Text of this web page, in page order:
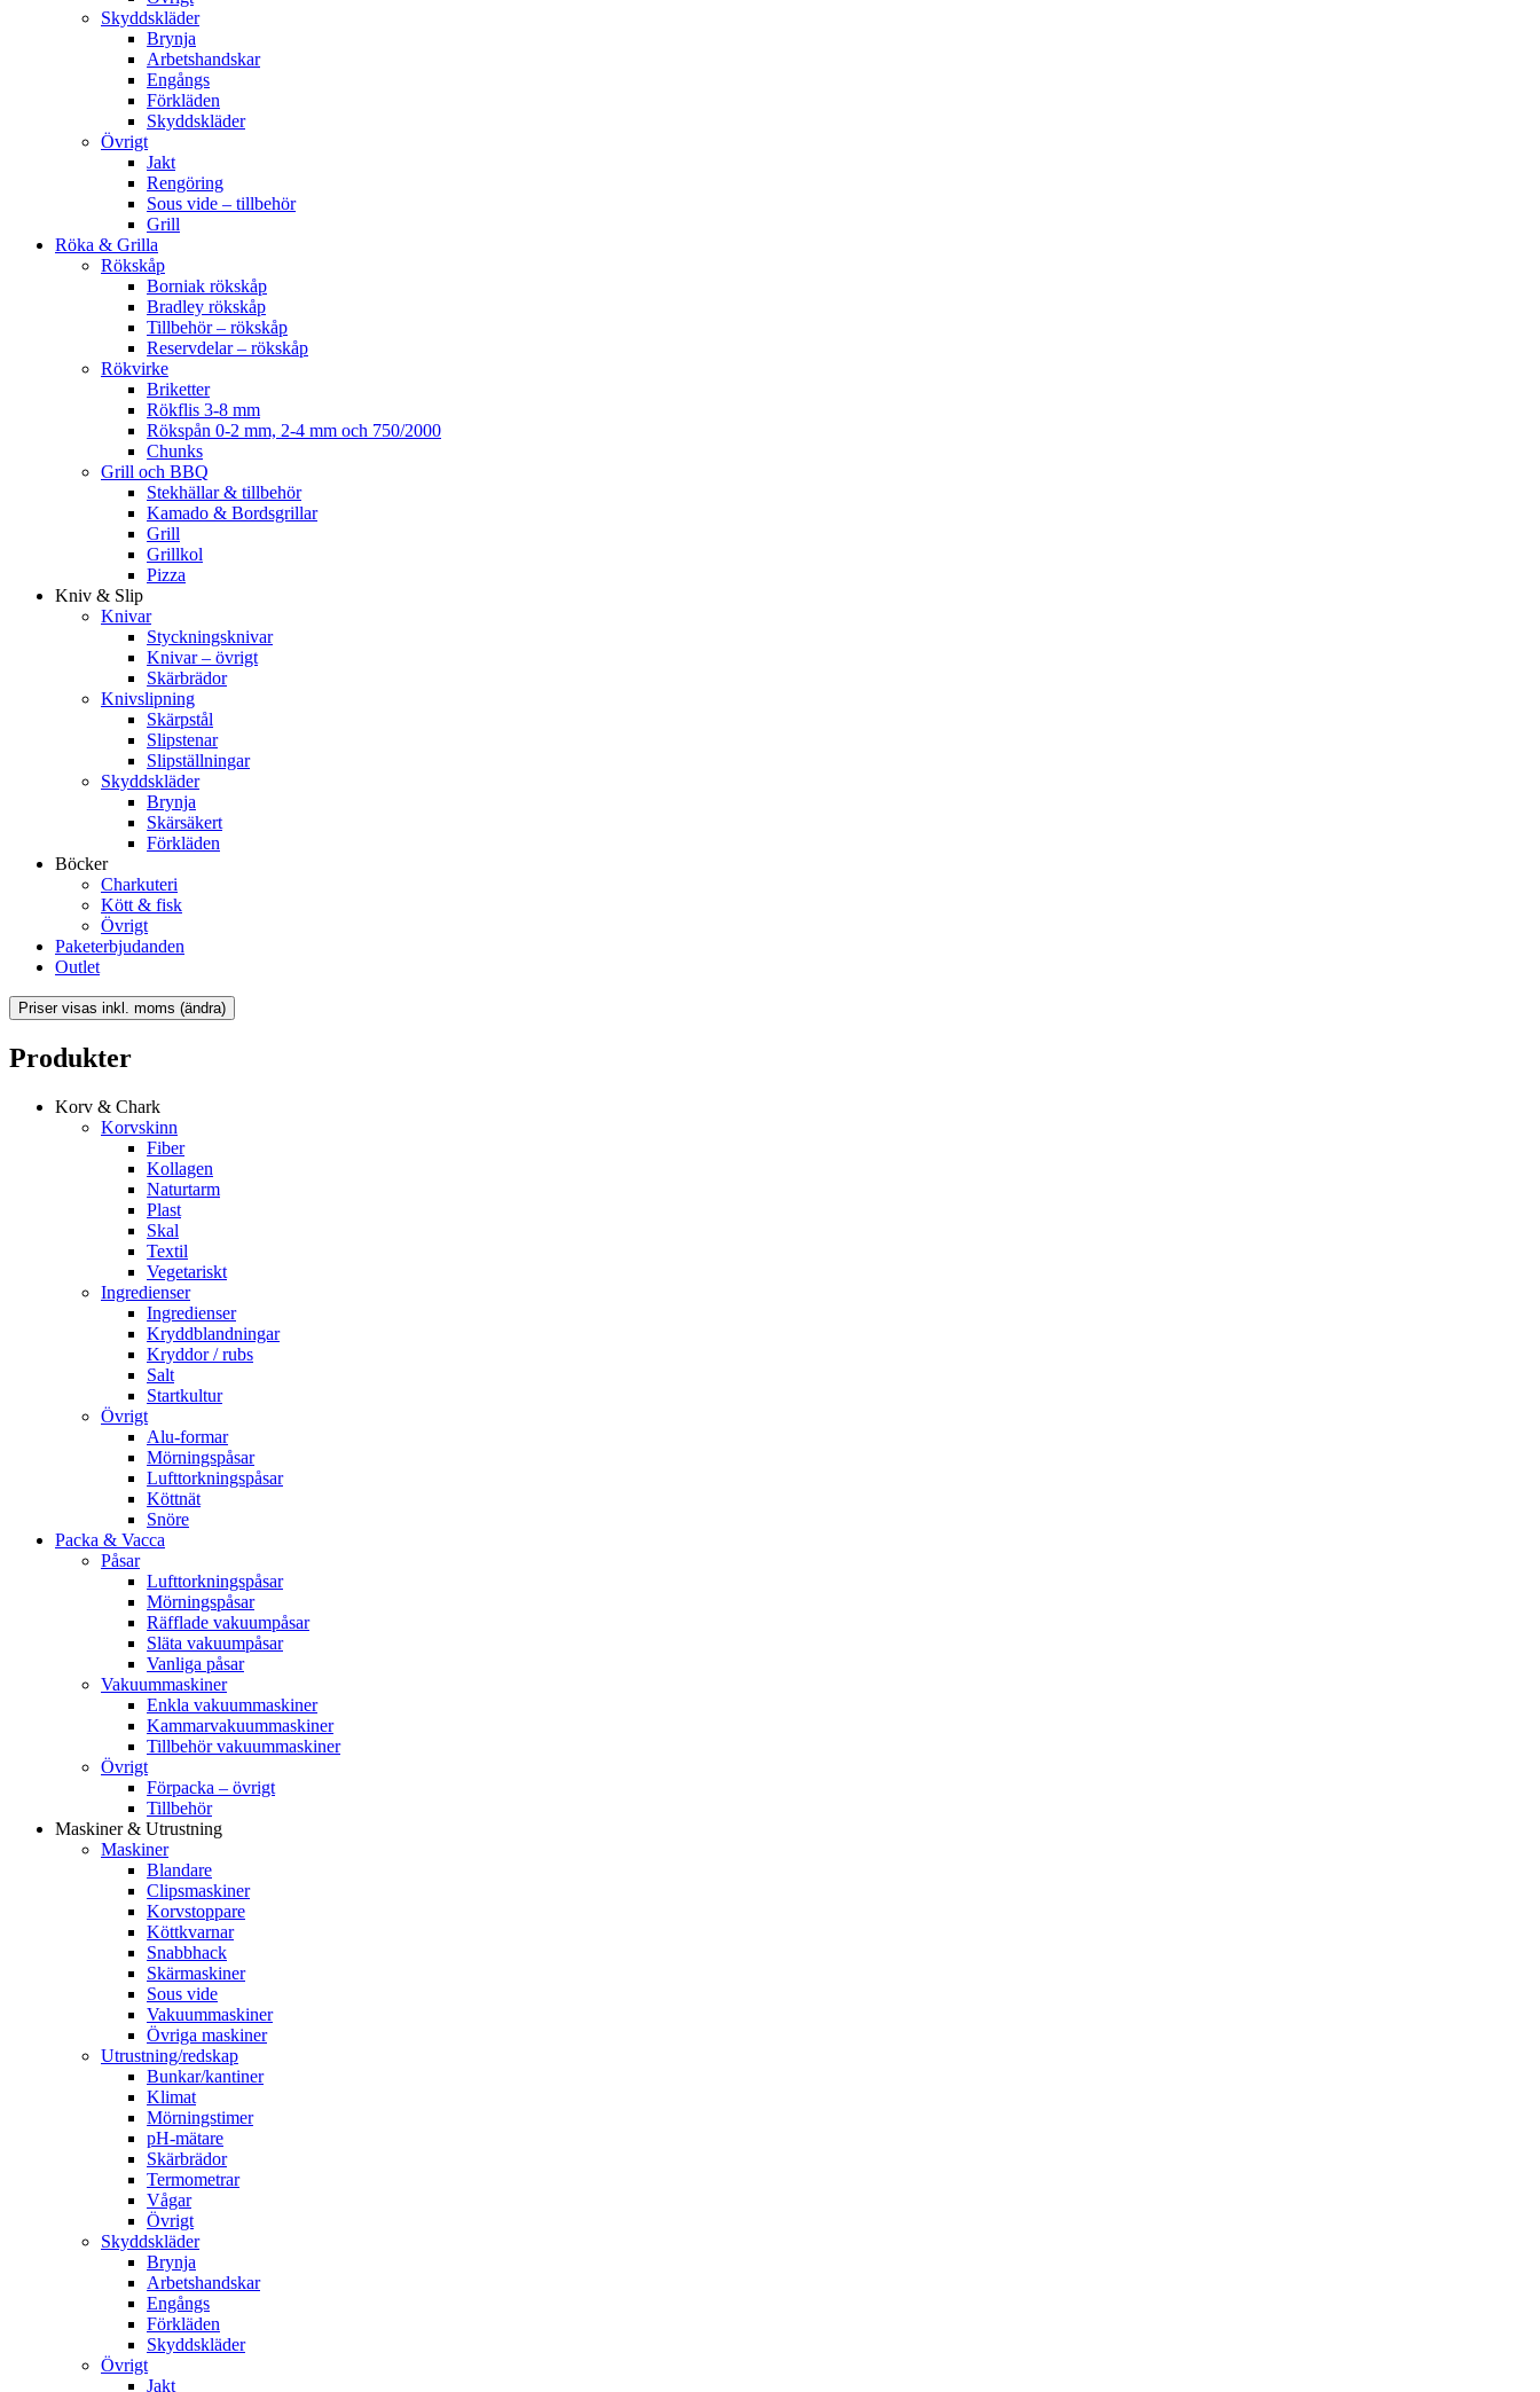
Skyddskläder
Brynja
Arbetshandskar
Engångs
Förkläden
Skyddskläder
Övrigt
Jakt
Rengöring
Sous vide – tillbehör
Grill
Röka & Grilla
Rökskåp
Borniak rökskåp
Bradley rökskåp
Tillbehör – rökskåp
Reservdelar – rökskåp
Rökvirke
Briketter
Rökflis 3-8 mm
Rökspån 0-2 mm, 2-4 mm och 750/2000
Chunks
Grill och BBQ
Stekhällar & tillbehör
Kamado & Bordsgrillar
Grill
Grillkol
Pizza
Kniv & Slip
Knivar
Styckningsknivar
Knivar – övrigt
Skärbrädor
Knivslipning
Skärpstål
Slipstenar
Slipställningar
Skyddskläder
Brynja
Skärsäkert
Förkläden
Böcker
Charkuteri
Kött & fisk
Övrigt
Paketerbjudanden
Outlet
Produkter
Korv & Chark
Korvskinn
Fiber
Kollagen
Naturtarm
Plast
Skal
Textil
Vegetariskt
Ingredienser
Ingredienser
Kryddblandningar
Kryddor / rubs
Salt
Startkultur
Övrigt
Alu-formar
Mörningspåsar
Lufttorkningspåsar
Köttnät
Snöre
Packa & Vacca
Påsar
Lufttorkningspåsar
Mörningspåsar
Räfflade vakuumpåsar
Släta vakuumpåsar
Vanliga påsar
Vakuummaskiner
Enkla vakuummaskiner
Kammarvakuummaskiner
Tillbehör vakuummaskiner
Övrigt
Förpacka – övrigt
Tillbehör
Maskiner & Utrustning
Maskiner
Blandare
Clipsmaskiner
Korvstoppare
Köttkvarnar
Snabbhack
Skärmaskiner
Sous vide
Vakuummaskiner
Övriga maskiner
Utrustning/redskap
Bunkar/kantiner
Klimat
Mörningstimer
pH-mätare
Skärbrädor
Termometrar
Vågar
Övrigt
Skyddskläder
Brynja
Arbetshandskar
Engångs
Förkläden
Skyddskläder
Övrigt
Jakt